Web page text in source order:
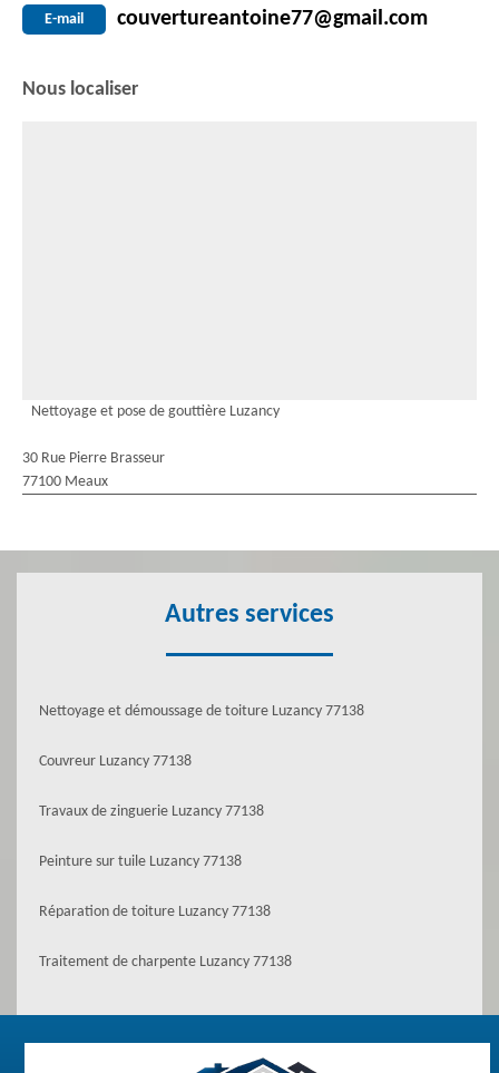
E-mail couvertureantoine77@gmail.com
Nous localiser
Nettoyage et pose de gouttière Luzancy
30 Rue Pierre Brasseur
77100 Meaux
Autres services
Nettoyage et démoussage de toiture Luzancy 77138
Couvreur Luzancy 77138
Travaux de zinguerie Luzancy 77138
Peinture sur tuile Luzancy 77138
Réparation de toiture Luzancy 77138
Traitement de charpente Luzancy 77138